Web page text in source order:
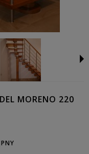
MORENO 220